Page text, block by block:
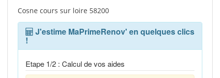
Cosne cours sur loire 58200